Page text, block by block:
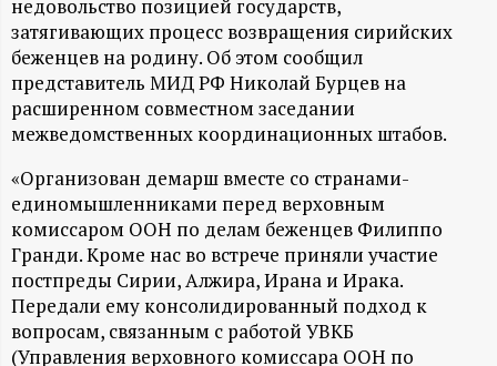
-
и
н
ф
о
р
м
недовольство позицией государств,
затягивающих процесс возвращения сирийских
беженцев на родину. Об этом сообщил
представитель МИД РФ Николай Бурцев на
расширенном совместном заседании
межведомственных координационных штабов.
«Организован демарш вместе со странами-
единомышленниками перед верховным
комиссаром ООН по делам беженцев Филиппо
Гранди. Кроме нас во встрече приняли участие
постпреды Сирии, Алжира, Ирана и Ирака.
Передали ему консолидированный подход к
вопросам, связанным с работой УВКБ
(Управления верховного комиссара ООН по